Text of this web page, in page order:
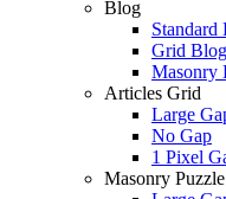
Blog
Standard
Grid Blog
Masonry
Articles Grid
Large
No Gap
1 Pixel
Masonry Puzzle